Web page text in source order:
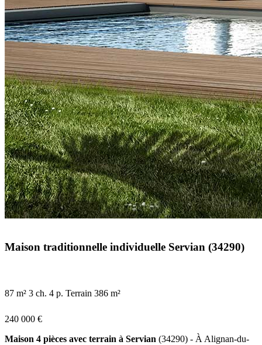
Maison traditionnelle individuelle Servian (34290)
87 m² 3 ch. 4 p. Terrain 386 m²
240 000 €
Maison 4 pièces avec terrain à Servian (34290) - À Alignan-du-